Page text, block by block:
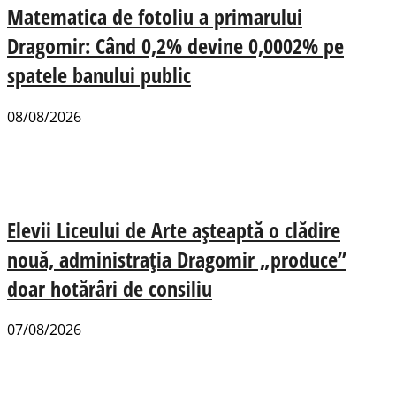
Matematica de fotoliu a primarului
Dragomir: Când 0,2% devine 0,0002% pe
spatele banului public
08/08/2026
Elevii Liceului de Arte așteaptă o clădire
nouă, administrația Dragomir „produce”
doar hotărâri de consiliu
07/08/2026